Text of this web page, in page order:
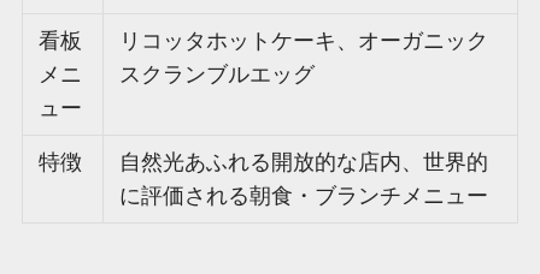
看板
メニ
ュー
リコッタホットケーキ、オーガニック
スクランブルエッグ
特徴
自然光あふれる開放的な店内、世界的
に評価される朝食・ブランチメニュー